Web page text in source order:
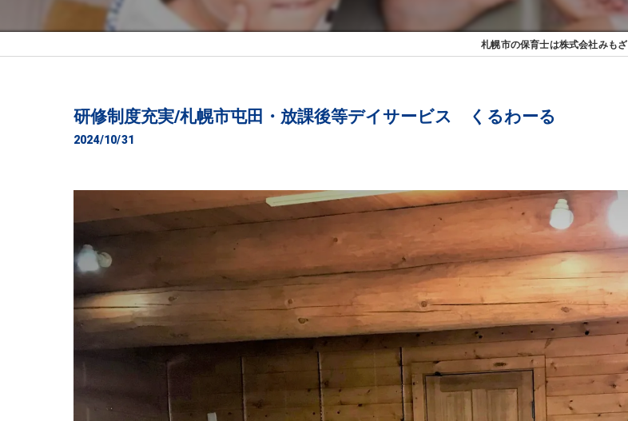
札幌市の保育士は株式会社みもざ
研修制度充実/札幌市屯田・放課後等デイサービス くるわーる
2024/10/31